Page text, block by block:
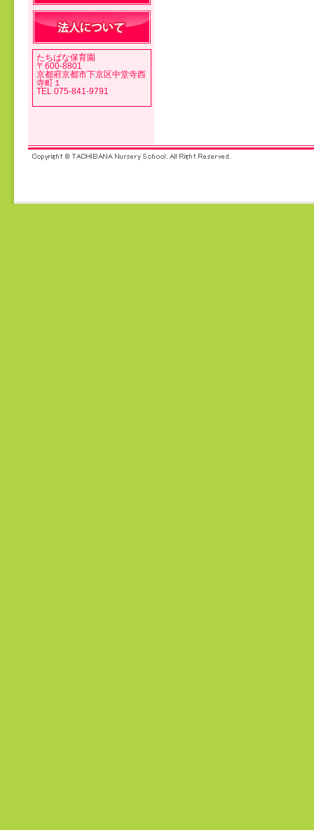
たちばな保育園
〒600-8801
京都府京都市下京区中堂寺西
寺町１
TEL 075-841-9791